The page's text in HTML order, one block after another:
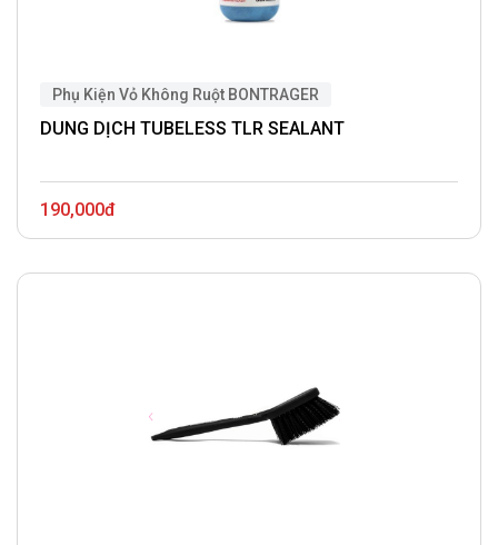
Phụ Kiện Vỏ Không Ruột BONTRAGER
DUNG DỊCH TUBELESS TLR SEALANT
190,000đ